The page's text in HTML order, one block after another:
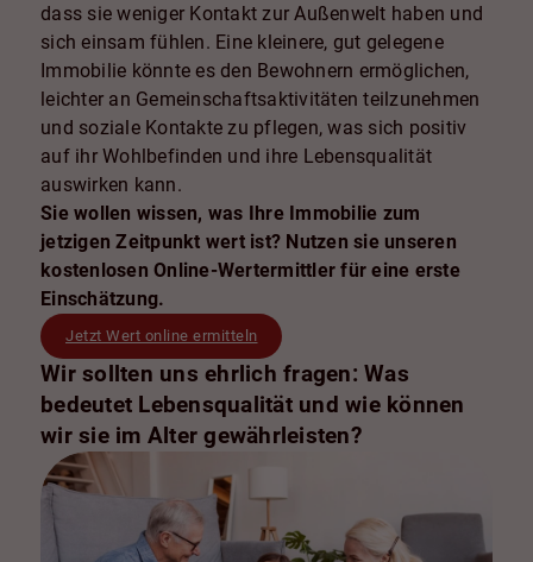
dass sie weniger Kontakt zur Außenwelt haben und
sich einsam fühlen. Eine kleinere, gut gelegene
Immobilie könnte es den Bewohnern ermöglichen,
leichter an Gemeinschaftsaktivitäten teilzunehmen
und soziale Kontakte zu pflegen, was sich positiv
auf ihr Wohlbefinden und ihre Lebensqualität
auswirken kann.
Sie wollen wissen, was Ihre Immobilie zum
jetzigen Zeitpunkt wert ist? Nutzen sie unseren
kostenlosen Online-Wertermittler für eine erste
Einschätzung.
Jetzt Wert online ermitteln
Wir sollten uns ehrlich fragen: Was
bedeutet Lebensqualität und wie können
wir sie im Alter gewährleisten?